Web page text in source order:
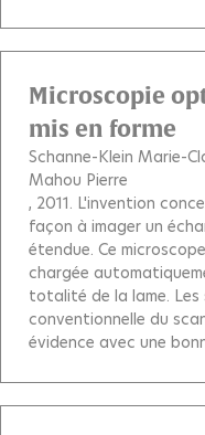
Microscopie
mis en forme
Schanne-Klein Marie-
Mahou Pierre
, 2011. L'invention
façon à imager un
étendue. Ce
chargée
totalité de la lame.
conventionnelle du
évidence avec une